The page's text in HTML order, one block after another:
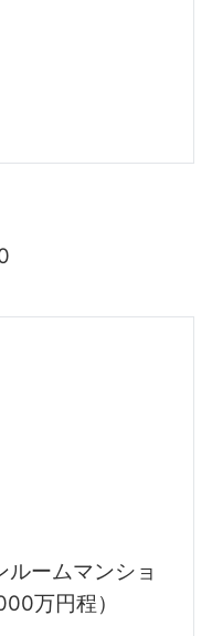
ームマンショ
万円程）